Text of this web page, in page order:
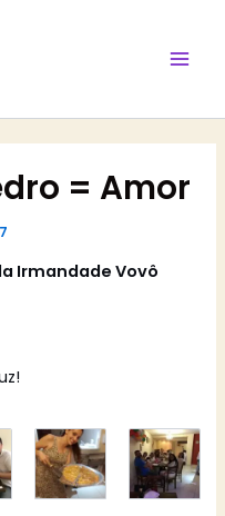
= Amor
Irmandade Vovô